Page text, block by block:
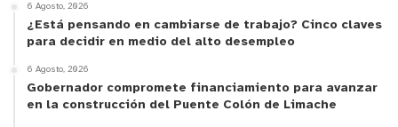
Unidad se proyecta al futuro
Hay que destacar que esta naciente Unidad, que
espera pronto la llegada de un cargo
6 Agosto, 2026
¿Está pensando en cambiarse de trabajo? Cinco claves
para decidir en medio del alto desempleo
6 Agosto, 2026
Gobernador compromete financiamiento para avanzar
en la construcción del Puente Colón de Limache